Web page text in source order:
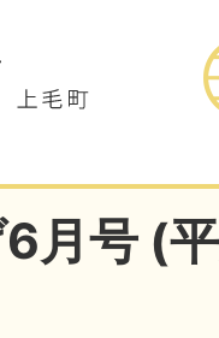
月号 (